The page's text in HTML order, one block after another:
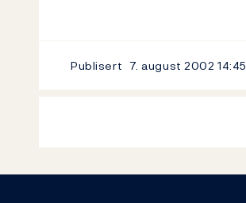
Publisert 7. august 200214:45